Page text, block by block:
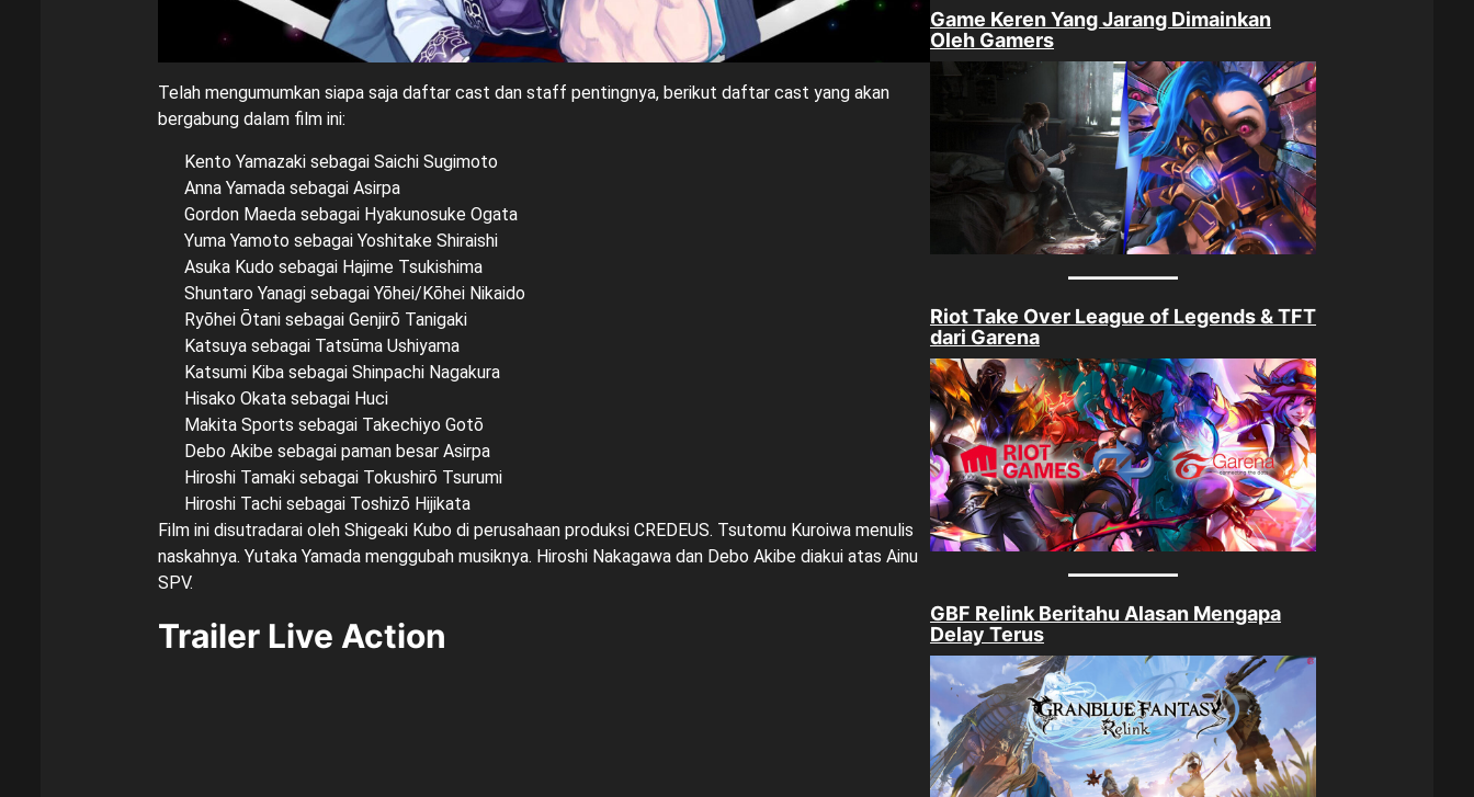
Telah mengumumkan siapa saja daftar cast dan staff pentingnya, berikut daftar cast yang akan
bergabung dalam film ini:
Kento Yamazaki sebagai Saichi Sugimoto
Anna Yamada sebagai Asirpa
Gordon Maeda sebagai Hyakunosuke Ogata
Yuma Yamoto sebagai Yoshitake Shiraishi
Asuka Kudo sebagai Hajime Tsukishima
Shuntaro Yanagi sebagai Yōhei/Kōhei Nikaido
Ryōhei Ōtani sebagai Genjirō Tanigaki
Katsuya sebagai Tatsūma Ushiyama
Katsumi Kiba sebagai Shinpachi Nagakura
Hisako Okata sebagai Huci
Makita Sports sebagai Takechiyo Gotō
Debo Akibe sebagai paman besar Asirpa
Hiroshi Tamaki sebagai Tokushirō Tsurumi
Hiroshi Tachi sebagai Toshizō Hijikata
Film ini disutradarai oleh Shigeaki Kubo di perusahaan produksi CREDEUS. Tsutomu Kuroiwa menulis
naskahnya. Yutaka Yamada menggubah musiknya. Hiroshi Nakagawa dan Debo Akibe diakui atas Ainu
SPV.
Trailer Live Action
Game Keren Yang Jarang Dimainkan
Oleh Gamers
Riot Take Over League of Legends & TFT
dari Garena
GBF Relink Beritahu Alasan Mengapa
Delay Terus